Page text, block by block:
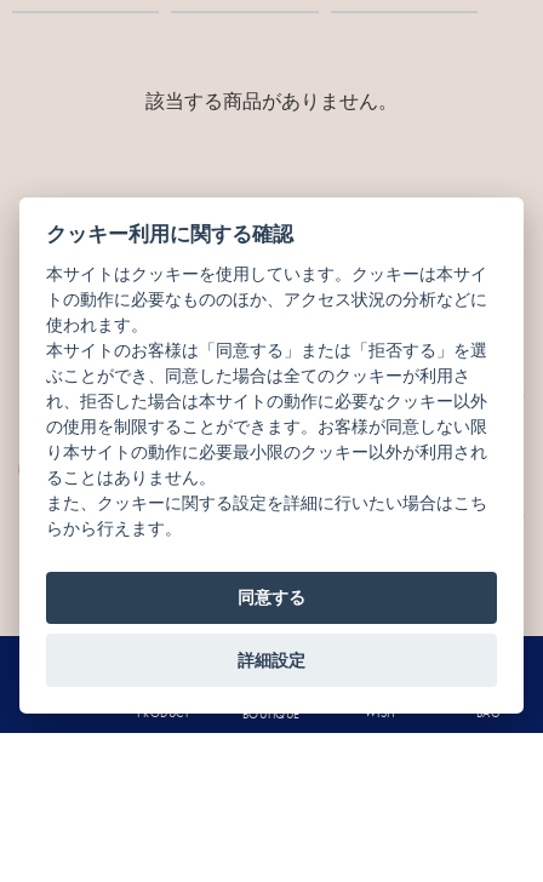
PRODUCT BOUTIQUE WISH BAG
該当する商品がありません。
CATEGORY
商品カテゴリー
SEASONAL RECOMMEND
季節のおすすめ
CHOCOLATS
ショコラ
GÂTEAUX DE
VOYAGE
焼菓子
MACARONS
クッキー利用に関する確認
本サイトはクッキーを使用しています。クッキーは本サイ
トの動作に必要なもののほか、アクセス状況の分析などに
使われます。
本サイトのお客様は「同意する」または「拒否する」を選
ぶことができ、同意した場合は全てのクッキーが利用さ
れ、拒否した場合は本サイトの動作に必要なクッキー以外
の使用を制限することができます。お客様が同意しない限
り本サイトの動作に必要最小限のクッキー以外が利用され
ることはありません。
また、クッキーに関する設定を詳細に行いたい場合はこち
らから行えます。
同意する
詳細設定